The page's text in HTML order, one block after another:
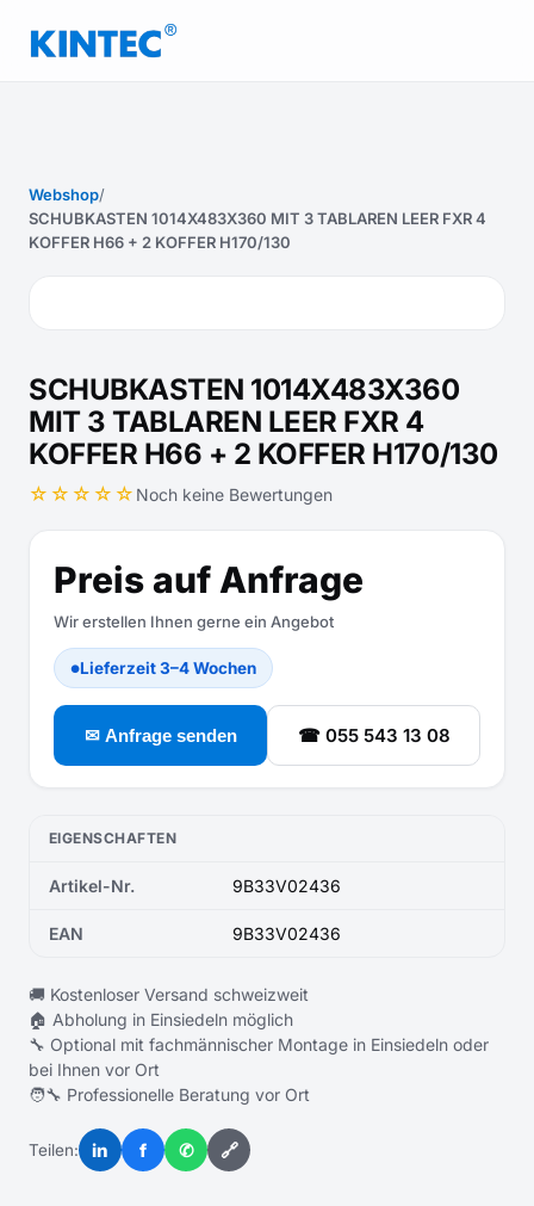
Webshop/
SCHUBKASTEN 1014X483X360 MIT 3 TABLAREN LEER FXR 4
KOFFER H66 + 2 KOFFER H170/130
SCHUBKASTEN 1014X483X360
MIT 3 TABLAREN LEER FXR 4
KOFFER H66 + 2 KOFFER H170/130
☆☆☆☆☆ Noch keine Bewertungen
Preis auf Anfrage
Wir erstellen Ihnen gerne ein Angebot
●Lieferzeit 3–4 Wochen
✉ Anfrage senden ☎ 055 543 13 08
EIGENSCHAFTEN
Artikel-Nr. 9B33V02436
EAN 9B33V02436
🚚 Kostenloser Versand schweizweit
🏠 Abholung in Einsiedeln möglich
🔧 Optional mit fachmännischer Montage in Einsiedeln oder
bei Ihnen vor Ort
🧑‍🔧 Professionelle Beratung vor Ort
Teilen: in f ✆ 🔗